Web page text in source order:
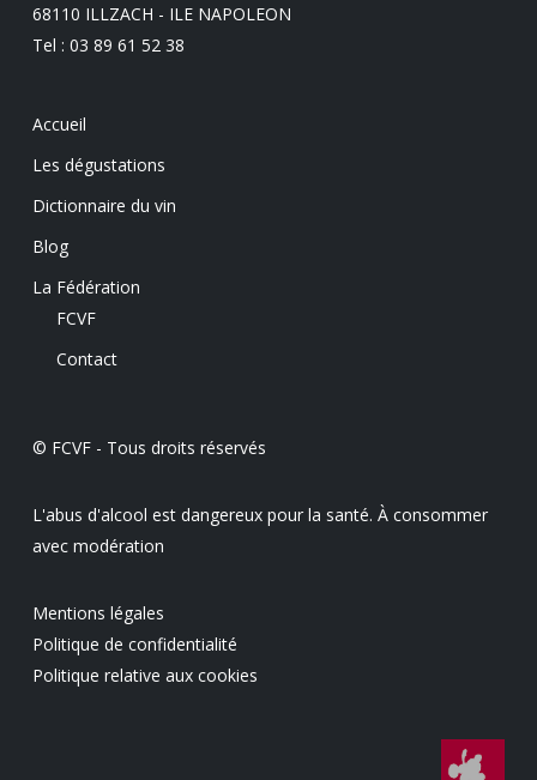
68110 ILLZACH - ILE NAPOLEON
Tel : 03 89 61 52 38
Accueil
Les dégustations
Dictionnaire du vin
Blog
La Fédération
FCVF
Contact
© FCVF - Tous droits réservés
L'abus d'alcool est dangereux pour la santé. À consommer
avec modération
Mentions légales
Politique de confidentialité
Politique relative aux cookies